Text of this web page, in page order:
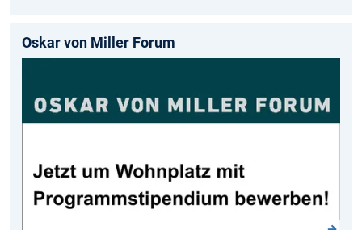
Oskar von Miller Forum